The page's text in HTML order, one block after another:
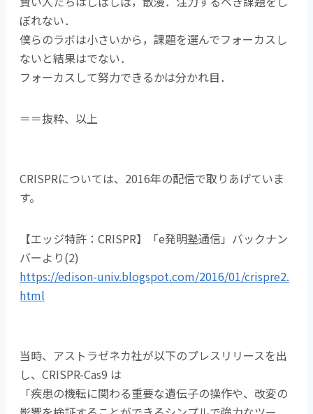
ぼれない．
僕らのラボは小さいから，課題を選んでフォーカスし
ないと結果はでない．
フォーカスして努力できるかは分かれ目．
＝＝抜粋、以上
CRISPRについては、2016年の配信で取りあげていま
す。
【エッジ特許：CRISPR】「e発明塾通信」バックナン
バーより(2)
https://edison-univ.blogspot.com/2016/01/crispre2.
html
当時、アストラゼネカ社が以下のプレスリリースを出
し、CRISPR-Cas9 は
「疾患の機転に関わる重要な遺伝子の操作や、改変の